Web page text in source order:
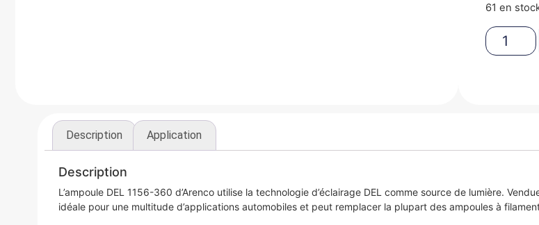
61 en
Description Application
Description
L’ampoule DEL 1156-360 d’Arenco utilise la technologie d’éclairage DEL comme source de lumière.
idéale pour une multitude d’applications automobiles et peut remplacer la plupart des ampoules à